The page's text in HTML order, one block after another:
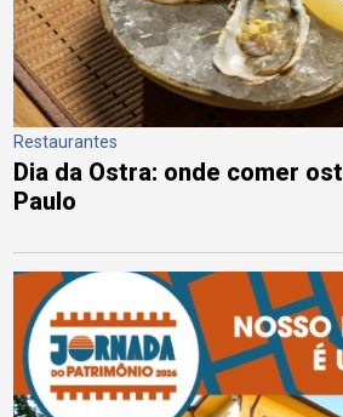
Restaurantes
Dia da Ostra: onde comer
Paulo